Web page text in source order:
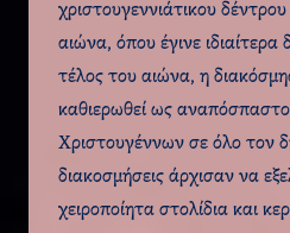
χριστουγεννιάτικου
αιώνα, όπου έγινε ιδιαίτερα
τέλος του αιώνα, η
καθιερωθεί ως
Χριστουγέννων σε όλο τον
διακοσμήσεις άρχισαν να
χειροποίητα στολίδια και